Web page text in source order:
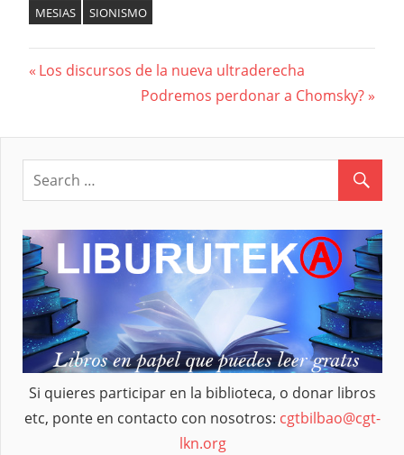
MESIAS SIONISMO
Navegación
de
entradas
Previous
Los discursos de la nueva ultraderecha
Next
Podremos perdonar a Chomsky?
Si quieres participar en la biblioteca, o donar libros
etc, ponte en contacto con nosotros: cgtbilbao@cgt-
lkn.org